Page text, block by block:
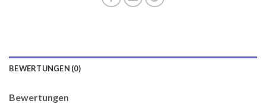
BEWERTUNGEN (0)
Bewertungen